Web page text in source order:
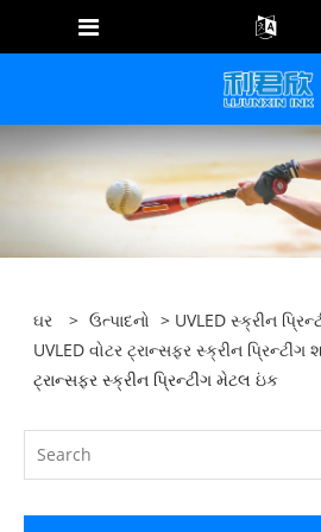
ઘર > ઉત્પાદનો > UVLED સ્ક્રીન
UVLED વોટર ટ્રાન્સફર સ્ક્રીન પ્રિન્ટીંગ
ટ્રાન્સફર સ્ક્રીન પ્રિન્ટીંગ મેટલ ઇંક